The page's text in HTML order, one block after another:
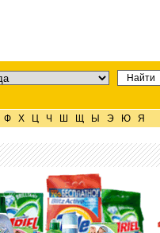
Ф Х Ц Ч Ш Щ Ы Э Ю Я